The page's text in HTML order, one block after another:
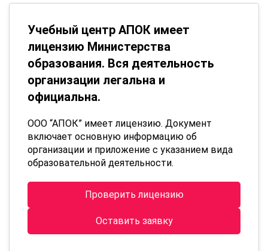
Учебный центр АПОК имеет
лицензию Министерства
образования. Вся деятельность
организации легальна и
официальна.
ООО “АПОК” имеет лицензию. Документ
включает основную информацию об
организации и приложение с указанием вида
образовательной деятельности.
Проверить лицензию
Оставить заявку